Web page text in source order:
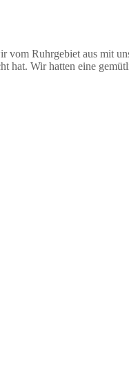
Ruhrgebiet aus mit
hat. Wir hatten eine